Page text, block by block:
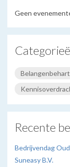
Geen
Recente
Bedrijvendag
Suneasy B.V.